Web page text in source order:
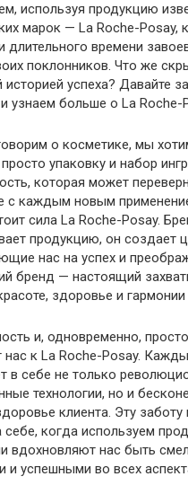
используя продукцию
марок — La Roche-Posay,
длительного времени
поклонников. Что же
историей успеха? Давайте
узнаем больше о La Roche-
о косметике, мы
упаковку и набор
которая может
с каждым новым
сила La Roche-Posay.
продукцию, он создает
нас на успех и
бренд — настоящий
здоровье и
и, одновременно,
нас к La Roche-Posay.
в себе не только
технологии, но и
клиента. Эту
себе, когда используем
вдохновляют нас быть
и успешными во всех